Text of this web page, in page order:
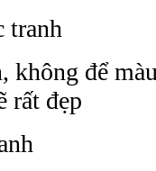
tranh
không để
rất đẹp